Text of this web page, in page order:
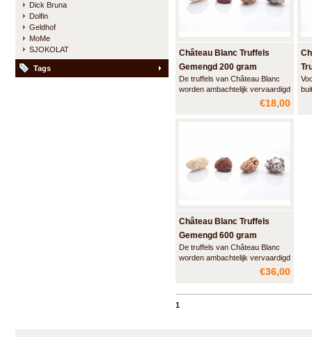
Dick Bruna
Dolfin
Geldhof
MoMe
SJOKOLAT
Tags
Château Blanc Truffels
Gemengd 200 gram
De truffels van Château Blanc
worden ambachtelijk vervaardigd
met de meest hoogwaardige€18,00
Château Blanc Truffels
Gemengd 600 gram
De truffels van Château Blanc
worden ambachtelijk vervaardigd
met de meest hoogwaardige
grondstoffen - echte Belgische
conseveringsmiddelen.
€36,00
1